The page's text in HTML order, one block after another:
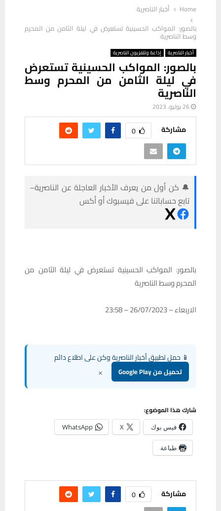
Home
أخبار الناصرية
بالصور: المواكب الحسينية تستعرض في ليلة الثامن من المحرم
وسط الناصرية
أخبار الناصرية إذاعة وتلفزيون الناصرية
بالصور: المواكب الحسينية تستعرض
في ليلة الثامن من المحرم وسط
الناصرية
26 يوليو، 2023
مشاركة 0
🔔 كن أول من يعرف الأخبار العاجلة عن الناصرية–
تابع حساباتنا على فيسبوك أو أكس
بالصور: المواكب الحسينية تستعرض في ليلة الثامن من
المحرم وسط الناصرية
الاربعاء – 26/07/2023 – 23:58
📱 حمل تطبيق أخبار الناصرية وكن على اطلاع دائم
تحميل من Google Play ×
شارك هذا الموضوع:
فيس بوك X
WhatsApp
طباعة
مشاركة 0